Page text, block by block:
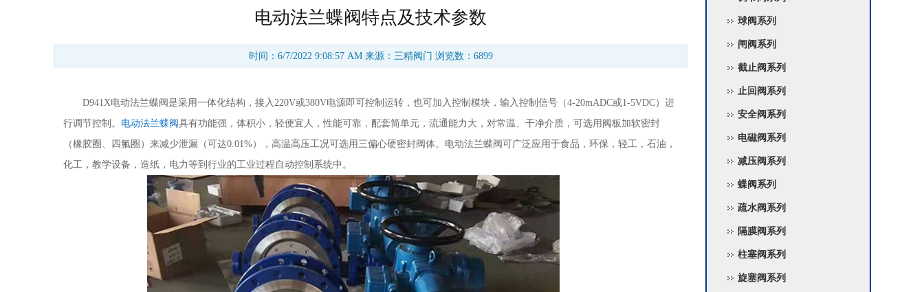
电动法兰蝶阀特点及技术参数
时间：6/7/2022 9:08:57 AM 来源：三精阀门 浏览数：6899
D941X电动法兰蝶阀是采用一体化结构，接入220V或380V电源即可控制运转，也可加入控制模块，输入控制信号（4-20mADC或1-5VDC）进
行调节控制。 电动法兰蝶阀具有功能强，体积小，轻便宜人，性能可靠，配套简单元，流通能力大，对常温、干净介质，可选用阀板加软密封
（橡胶圈、四氟圈）来减少泄漏（可达0.01%），高温高压工况可选用三偏心硬密封阀体。电动法兰蝶阀可广泛应用于食品，环保，轻工，石油，
化工，教学设备，造纸，电力等到行业的工业过程自动控制系统中。
球阀系列
闸阀系列
截止阀系列
止回阀系列
安全阀系列
电磁阀系列
减压阀系列
蝶阀系列
疏水阀系列
隔膜阀系列
柱塞阀系列
旋塞阀系列